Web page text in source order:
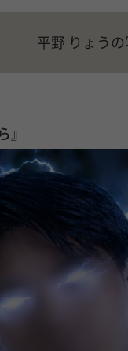
平野 りょう
』